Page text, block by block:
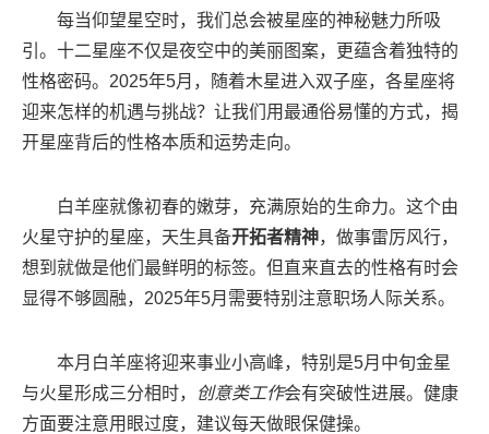
每当仰望星空时，我们总会被星座的神秘魅力所吸
引。十二星座不仅是夜空中的美丽图案，更蕴含着独特的
性格密码。2025年5月，随着木星进入双子座，各星座将
迎来怎样的机遇与挑战？让我们用最通俗易懂的方式，揭
开星座背后的性格本质和运势走向。
白羊座就像初春的嫩芽，充满原始的生命力。这个由
火星守护的星座，天生具备开拓者精神，做事雷厉风行，
想到就做是他们最鲜明的标签。但直来直去的性格有时会
显得不够圆融，2025年5月需要特别注意职场人际关系。
本月白羊座将迎来事业小高峰，特别是5月中旬金星
与火星形成三分相时，
创意类工作会有突破性进展。健康
方面要注意用眼过度，建议每天做眼保健操。